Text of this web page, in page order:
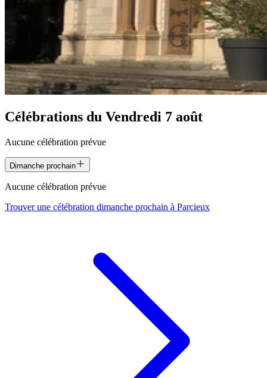
Célébrations du Vendredi 7 août
Aucune célébration prévue
Dimanche prochain
Aucune célébration prévue
Trouver une célébration dimanche prochain à Parcieux